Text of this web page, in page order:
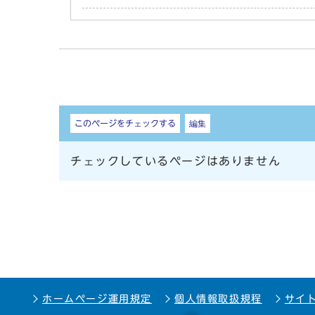
しおり
このページをチェックする 編集
チェックしているページはありません
ホームページ運用規定 個人情報取扱規程 サイ